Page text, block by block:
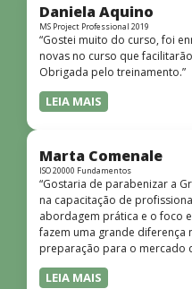
dinâmicas e envolventes.
que desejam iniciar ou
redes!”
Daniela Aquino
MS Project Professional 2019
“Gostei muito do curso, foi
novas no curso que
Obrigada pelo treinamento.”
LEIA MAIS
Marta Comenale
ISO 20000 Fundamentos
“Gostaria de parabenizar a
na capacitação de
abordagem prática e o foco
fazem uma grande diferença
preparação para o mercado
LEIA MAIS